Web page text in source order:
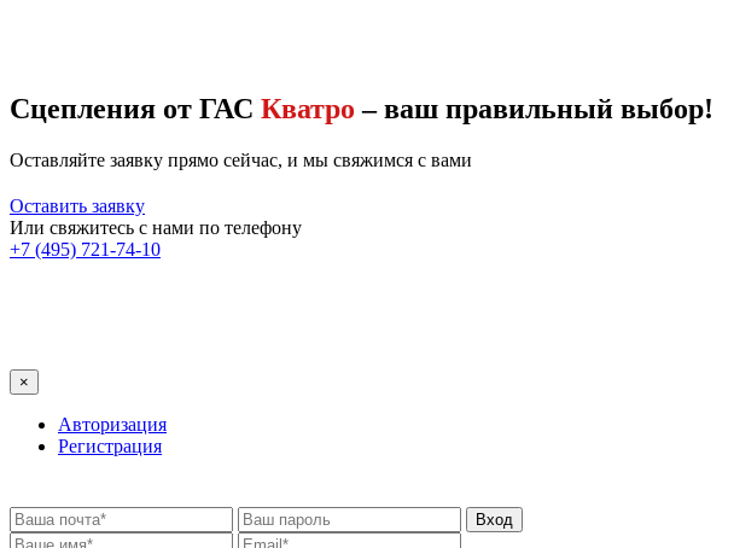
Сцепления от ГАС Кватро – ваш правильный выбор!
Оставляйте заявку прямо сейчас, и мы свяжимся с вами
Оставить заявку
Или свяжитесь с нами по телефону
+7 (495) 721-74-10
×
Авторизация
Регистрация